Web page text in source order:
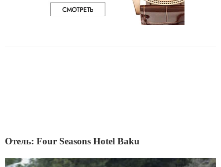
Отель: Four Seasons Hotel Baku